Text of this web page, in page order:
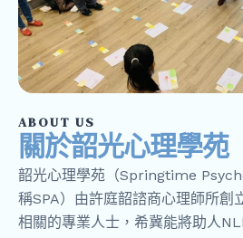
ABOUT US
關於韶光心理學苑
韶光心理學苑（Springtime
稱SPA）由許庭韶諮商心理師所創
相關的專業人士，希冀能將助人